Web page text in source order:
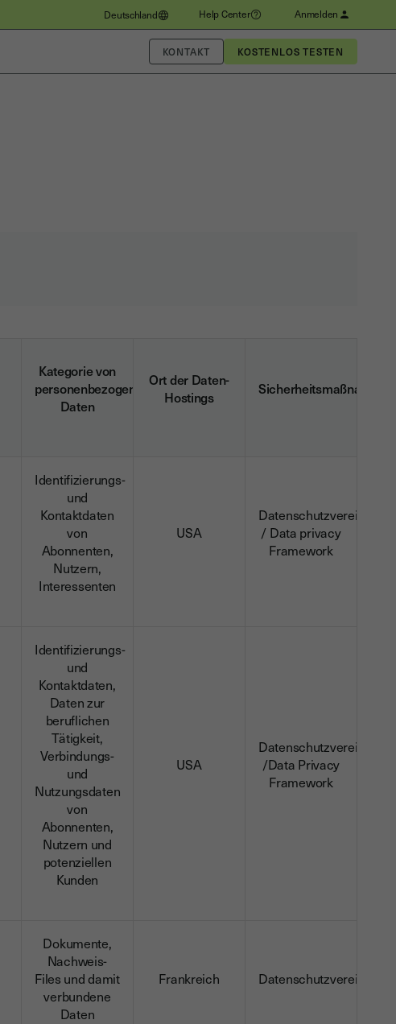
Deutschland Help Center Anmelden
KONTAKT
Kategorie von
personenbezogenen
Daten
Ort der Daten-
Hostings
Sicherheitsmaßnahmen
Identifizierungs-
und
Kontaktdaten
von
Abonnenten,
Nutzern,
Interessenten
USA
/ Data privacy
Framework
Identifizierungs-
und
Kontaktdaten,
Daten zur
beruflichen
Tätigkeit,
Verbindungs-
und
Nutzungsdaten
von
Abonnenten,
Nutzern und
potenziellen
Kunden
USA
/Data Privacy
Framework
Dokumente,
Nachweis-
Files und damit
verbundene
Daten
Frankreich